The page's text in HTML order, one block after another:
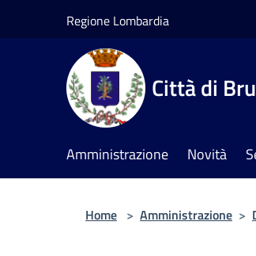
Regione Lombardia
Città di
Amministrazione Novità
Home > Amministrazione >